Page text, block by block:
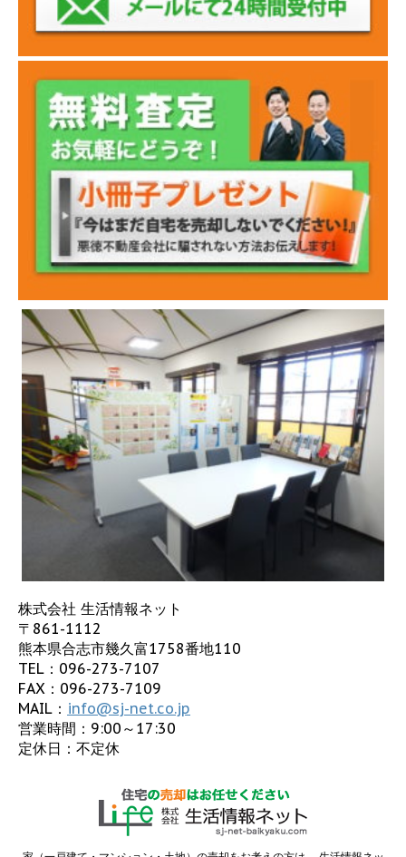
株式会社 生活情報ネット
〒861-1112
熊本県合志市幾久富1758番地110
TEL： 096-273-7107
FAX：096-273-7109
MAIL： info@sj-net.co.jp
営業時間：9:00～17:30
定休日：不定休